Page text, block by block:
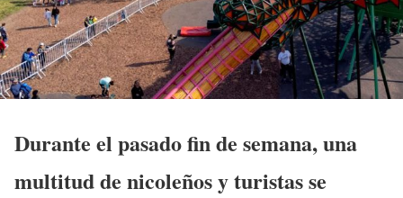
Durante el pasado fin de semana, una
multitud de nicoleños y turistas se